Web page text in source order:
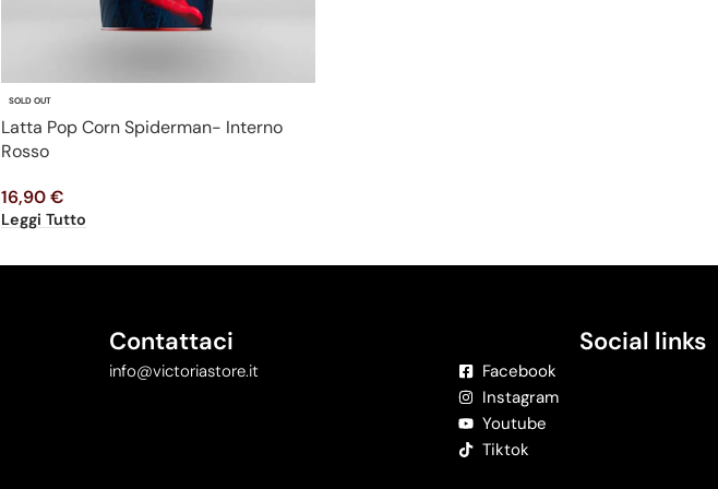
SOLD OUT
Latta Pop Corn Spiderman- Interno
Rosso
16,90€
Leggi Tutto
Contattaci
info@victoriastore.it
Social links
Facebook
Instagram
Youtube
Tiktok